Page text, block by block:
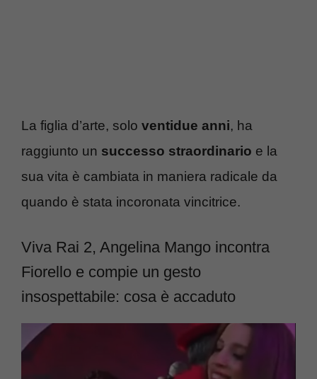
La figlia d’arte, solo ventidue anni, ha
raggiunto un successo straordinario e la
sua vita è cambiata in maniera radicale da
quando è stata incoronata vincitrice.
Viva Rai 2, Angelina Mango incontra
Fiorello e compie un gesto
insospettabile: cosa è accaduto